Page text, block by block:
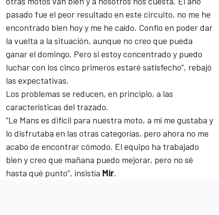
pasado fue el peor resultado en este circuito, no me he
encontrado bien hoy y me he caído. Confío en poder dar
la vuelta a la situación, aunque no creo que pueda
ganar el domingo. Pero si estoy concentrado y puedo
luchar con los cinco primeros estaré satisfecho”, rebajó
las expectativas.
Los problemas se reducen, en principio, a las
características del trazado.
“Le Mans es difícil para nuestra moto, a mí me gustaba y
lo disfrutaba en las otras categorías, pero ahora no me
acabo de encontrar cómodo. El equipo ha trabajado
bien y creo que mañana puedo mejorar, pero no sé
hasta qué punto”, insistía Mir.